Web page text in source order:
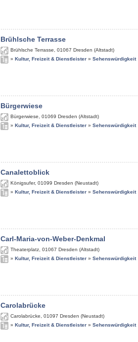
Brühlsche Terrasse
Brühlsche Terrasse 01067 Dresden (Altstadt)
» Kultur, Freizeit & Dienstleister » Sehenswürdigkeit
Bürgerwiese
Bürgerwiese 01069 Dresden (Altstadt)
» Kultur, Freizeit & Dienstleister » Sehenswürdigkeit
Canalettoblick
Königsufer, 01099 Dresden (Neustadt)
» Kultur, Freizeit & Dienstleister » Sehenswürdigkeit
Carl-Maria-von-Weber-Denkmal
Theaterplatz 01067 Dresden (Altstadt)
» Kultur, Freizeit & Dienstleister » Sehenswürdigkeit
Carolabrücke
Carolabrücke 01097 Dresden (Neustadt)
» Kultur, Freizeit & Dienstleister » Sehenswürdigkeit